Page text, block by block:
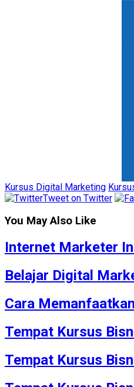
Kursus Digital Marketing
Tweet on Twitter
You May Also Like
Internet Marketer
Belajar Digital
Cara
Tempat Kursus
Tempat Kursus